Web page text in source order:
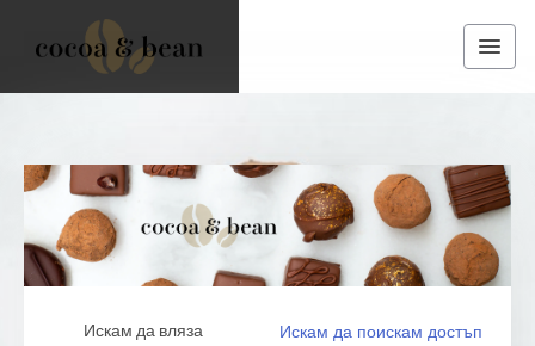
Искам да вляза Искам да поискам достъп